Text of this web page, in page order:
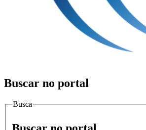
Buscar no portal
Busca